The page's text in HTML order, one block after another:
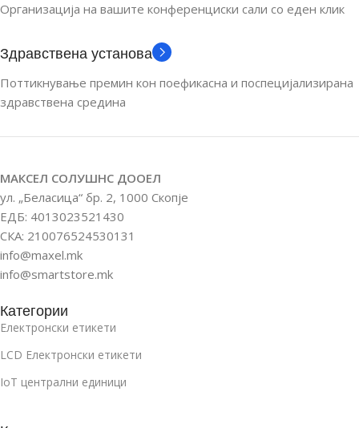
Организација на вашите конференциски сали со еден клик
Здравствена установа
Поттикнување премин кон поефикасна и поспецијализирана
здравствена средина
МАКСЕЛ СОЛУШНС ДООЕЛ
ул. „Беласица“ бр. 2, 1000 Скопје
ЕДБ: 4013023521430
СКА: 210076524530131
info@maxel.mk
info@smartstore.mk
Категории
Електронски етикети
LCD Електронски етикети
IoT централни единици